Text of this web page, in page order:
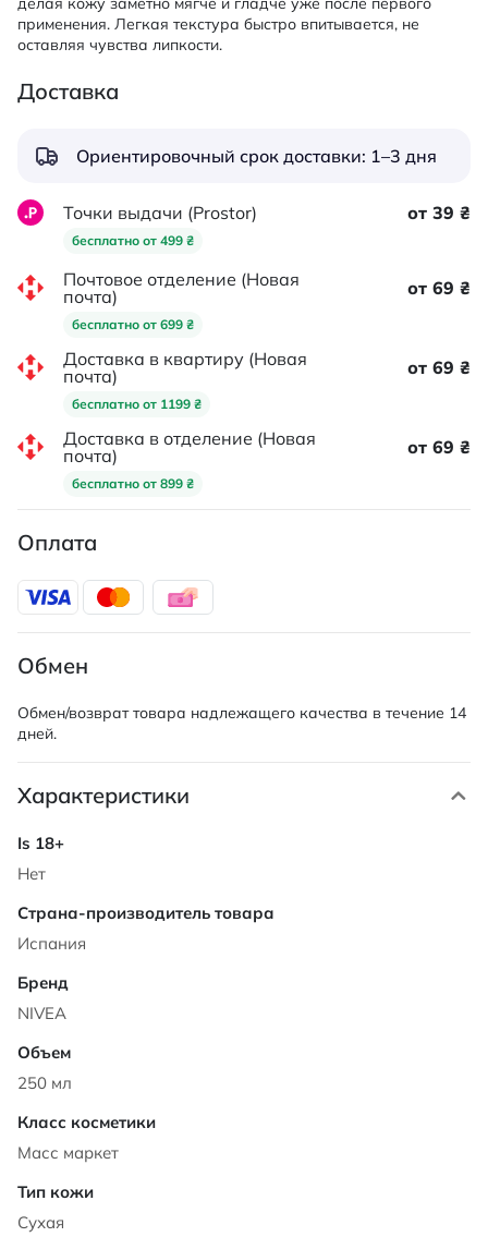
применения. Легкая текстура быстро впитывается, не
оставляя чувства липкости.
Доставка
Ориентировочный срок доставки: 1–3 дня
Точки выдачи (Prostor)
бесплатно от 499 ₴
от 39 ₴
Почтовое отделение (Новая
почта)
бесплатно от 699 ₴
от 69 ₴
Доставка в квартиру (Новая
почта)
бесплатно от 1199 ₴
от 69 ₴
Доставка в отделение (Новая
почта)
бесплатно от 899 ₴
от 69 ₴
Оплата
Обмен
Обмен/возврат товара надлежащего качества в течение 14
дней.
Характеристики
Характеристики
Нет
Испания
NIVEA
250 мл
Масс маркет
Сухая